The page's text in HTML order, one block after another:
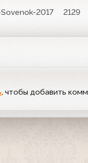
2017 2129
, чтобы добавить